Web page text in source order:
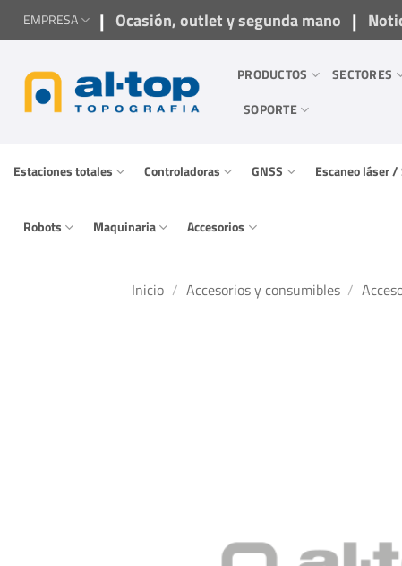
SaltarEMPRESA | Ocasión, outlet y segunda mano |
PRODUCTOS SECTORES
SOPORTE
Estaciones totales Controladoras GNSS Escaneo láser /
Robots Maquinaria Accesorios
Inicio / Accesorios y consumibles /